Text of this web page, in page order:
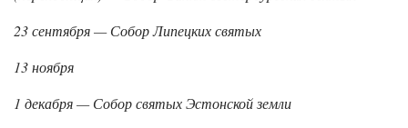
23 сентября — Собор Липецких святых
13 ноября
1 декабря — Собор святых Эстонской земли